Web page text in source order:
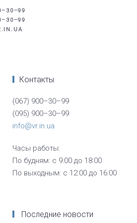
Контакты
(067) 900–30–99
(095) 900–30–99
info@vr.in.ua
Часы работы:
По будням: с 9:00 до 18:00
По выходным: с 12:00 до 16:00
Последние новости